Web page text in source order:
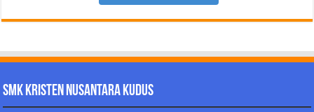
SMK Kristen Nusantara Kudus